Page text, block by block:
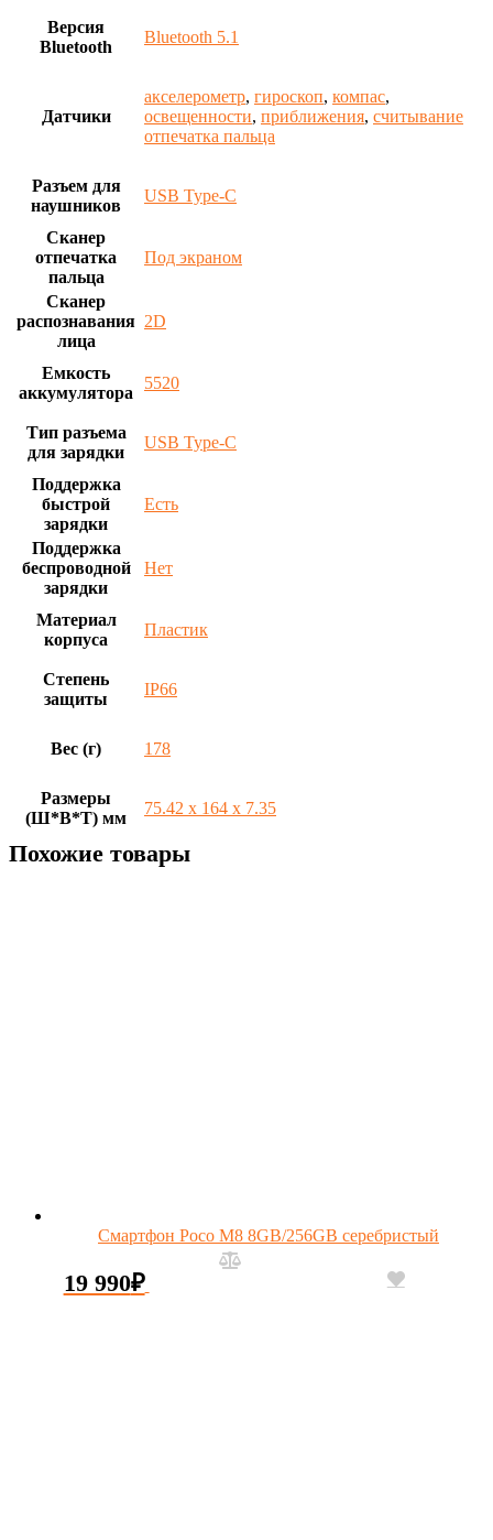
Версия
Bluetooth
Bluetooth 5.1
Датчики
акселерометр, гироскоп, компас,
освещенности, приближения, считывание
отпечатка пальца
Разъем для
наушников
USB Type-C
Сканер
отпечатка
пальца
Под экраном
Сканер
распознавания
лица
2D
Емкость
аккумулятора
5520
Тип разъема
для зарядки
USB Type-C
Поддержка
быстрой
зарядки
Есть
Поддержка
беспроводной
зарядки
Нет
Материал
корпуса
Пластик
Степень
защиты
IP66
Вес (г) 178
Размеры
(Ш*В*Т) мм
75.42 x 164 x 7.35
Похожие товары
Смартфон Poco M8 8GB/256GB серебристый
19 990₽